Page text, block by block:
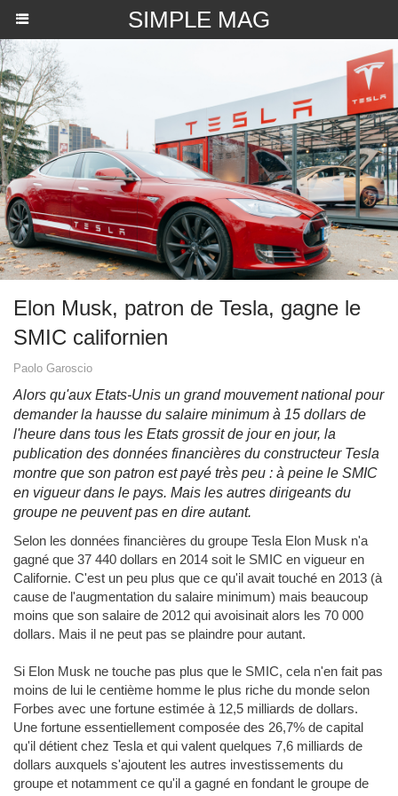
SIMPLE MAG
​Elon Musk, patron de Tesla, gagne le
SMIC californien
Paolo Garoscio
Alors qu'aux Etats-Unis un grand mouvement national pour
demander la hausse du salaire minimum à 15 dollars de
l'heure dans tous les Etats grossit de jour en jour, la
publication des données financières du constructeur Tesla
montre que son patron est payé très peu : à peine le SMIC
en vigueur dans le pays. Mais les autres dirigeants du
groupe ne peuvent pas en dire autant.
Selon les données financières du groupe Tesla Elon Musk n'a
gagné que 37 440 dollars en 2014 soit le SMIC en vigueur en
Californie. C'est un peu plus que ce qu'il avait touché en 2013 (à
cause de l'augmentation du salaire minimum) mais beaucoup
moins que son salaire de 2012 qui avoisinait alors les 70 000
dollars. Mais il ne peut pas se plaindre pour autant.
Si Elon Musk ne touche pas plus que le SMIC, cela n'en fait pas
moins de lui le centième homme le plus riche du monde selon
Forbes avec une fortune estimée à 12,5 milliards de dollars.
Une fortune essentiellement composée des 26,7% de capital
qu'il détient chez Tesla et qui valent quelques 7,6 milliards de
dollars auxquels s'ajoutent les autres investissements du
groupe et notamment ce qu'il a gagné en fondant le groupe de